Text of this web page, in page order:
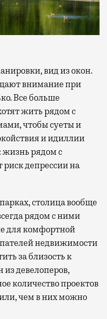
внимание при
Все больше
жить рядом с
чтобы суеты и
и идиллии
рядом с
депрессии на
столица вообще
рядом с ними
для комфортной
недвижимости
за близость к
из девелоперов,
количество проектов
чем в них можно